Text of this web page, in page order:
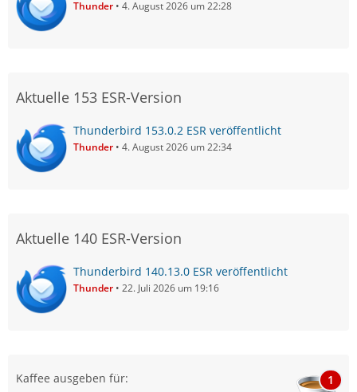
Thunder 4. August 2026 um 22:28
Aktuelle 153 ESR-Version
Thunderbird 153.0.2 ESR veröffentlicht
Thunder 4. August 2026 um 22:34
Aktuelle 140 ESR-Version
Thunderbird 140.13.0 ESR veröffentlicht
Thunder 22. Juli 2026 um 19:16
Kaffee ausgeben für: 1